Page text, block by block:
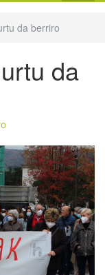
da berriro
da